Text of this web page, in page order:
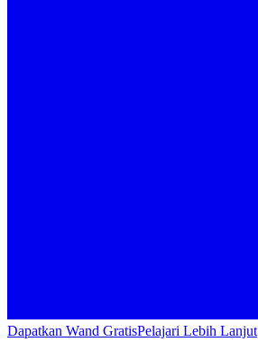
Dapatkan Wand GratisPelajari Lebih Lanjut